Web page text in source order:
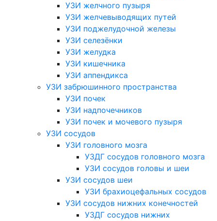
УЗИ желчного пузыря
УЗИ желчевыводящих путей
УЗИ поджелудочной железы
УЗИ селезёнки
УЗИ желудка
УЗИ кишечника
УЗИ аппендикса
УЗИ забрюшинного пространства
УЗИ почек
УЗИ надпочечников
УЗИ почек и мочевого пузыря
УЗИ сосудов
УЗИ головного мозга
УЗДГ сосудов головного мозга
УЗИ сосудов головы и шеи
УЗИ сосудов шеи
УЗИ брахиоцефальных сосудов
УЗИ сосудов нижних конечностей
УЗДГ сосудов нижних